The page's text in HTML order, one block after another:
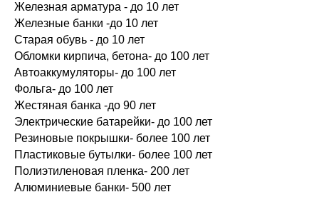
Железная арматура - до 10 лет
Железные банки -до 10 лет
Старая обувь - до 10 лет
Обломки кирпича, бетона- до 100 лет
Автоаккумуляторы- до 100 лет
Фольга- до 100 лет
Жестяная банка -до 90 лет
Электрические батарейки- до 100 лет
Резиновые покрышки- более 100 лет
Пластиковые бутылки- более 100 лет
Полиэтиленовая пленка- 200 лет
Алюминиевые банки- 500 лет